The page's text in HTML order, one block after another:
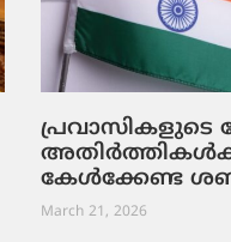
പ്രവാസികളുടെ
കേൾക്കേണ്ട
March 21, 2026